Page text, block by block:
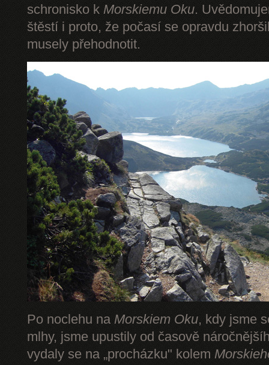
schronisko k Morskiemu Oku.
štěstí i proto, že počasí se opravdu
musely přehodnotit.
Po noclehu na Morskiem Oku, kdy jsme
mlhy, jsme upustily od časově
vydaly se na „procházku" kolem